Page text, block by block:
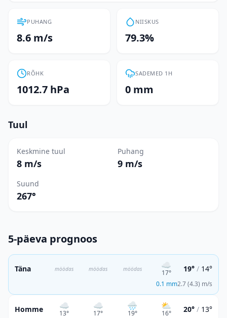
PUHANG
8.6 m/s
NIISKUS
79.3%
RÕHK
1012.7 hPa
SADEMED 1H
0 mm
Tuul
Keskmine tuul
8 m/s
Puhang
9 m/s
Suund
267°
5-päeva prognoos
Täna möödas möödas möödas ☁️
17° 19° / 14°
0.1 mm2.7 (4.3) m/s
Homme ☁️
13°
☁️
17°
🌧️
19°
⛅
16° 20° / 13°